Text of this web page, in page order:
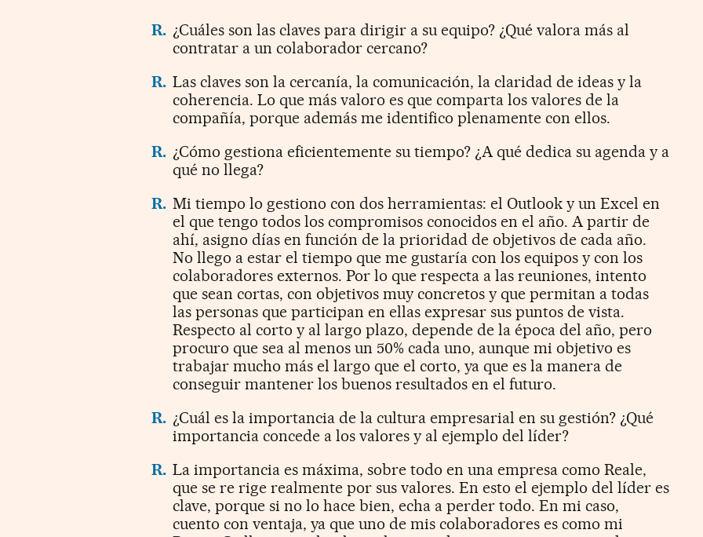
R. ¿Cuáles son las claves para dirigir a su equipo? ¿Qué valora más al
contratar a un colaborador cercano?
R. Las claves son la cercanía, la comunicación, la claridad de ideas y la
coherencia. Lo que más valoro es que comparta los valores de la
compañía, porque además me identifico plenamente con ellos.
R. ¿Cómo gestiona eficientemente su tiempo? ¿A qué dedica su agenda y a
qué no llega?
R. Mi tiempo lo gestiono con dos herramientas: el Outlook y un Excel en
el que tengo todos los compromisos conocidos en el año. A partir de
ahí, asigno días en función de la prioridad de objetivos de cada año.
No llego a estar el tiempo que me gustaría con los equipos y con los
colaboradores externos. Por lo que respecta a las reuniones, intento
que sean cortas, con objetivos muy concretos y que permitan a todas
las personas que participan en ellas expresar sus puntos de vista.
Respecto al corto y al largo plazo, depende de la época del año, pero
procuro que sea al menos un 50% cada uno, aunque mi objetivo es
trabajar mucho más el largo que el corto, ya que es la manera de
conseguir mantener los buenos resultados en el futuro.
R. ¿Cuál es la importancia de la cultura empresarial en su gestión? ¿Qué
importancia concede a los valores y al ejemplo del líder?
R. La importancia es máxima, sobre todo en una empresa como Reale,
que se re rige realmente por sus valores. En esto el ejemplo del líder es
clave, porque si no lo hace bien, echa a perder todo. En mi caso,
cuento con ventaja, ya que uno de mis colaboradores es como mi